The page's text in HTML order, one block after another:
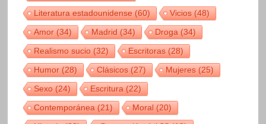
Literatura estadounidense(60) Vicios(48)
Amor(34) Madrid(34) Droga(34)
Realismo sucio(32) Escritoras(28)
Humor(28) Clásicos(27) Mujeres(25)
Sexo(24) Escritura(22)
Contemporánea(21) Moral(20)